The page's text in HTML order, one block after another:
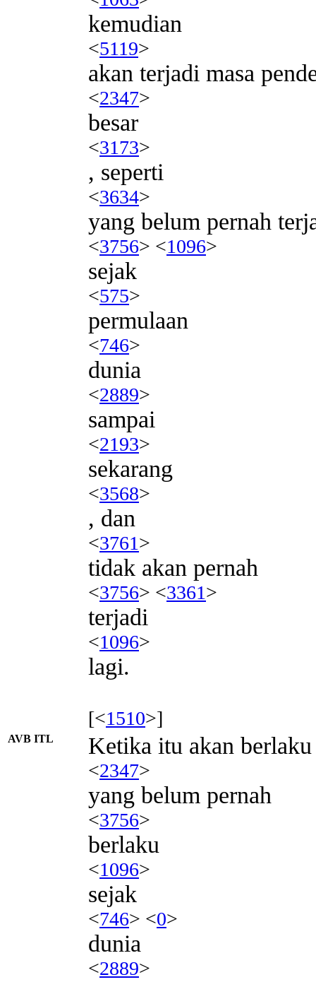
kemudian
<5119>
akan terjadi masa
<2347>
besar
<3173>
, seperti
<3634>
yang belum pernah
<3756> <1096>
sejak
<575>
permulaan
<746>
dunia
<2889>
sampai
<2193>
sekarang
<3568>
, dan
<3761>
tidak akan pernah
<3756> <3361>
terjadi
<1096>
lagi.
[<1510>]
AVB ITL Ketika itu akan berlaku
<2347>
yang belum pernah
<3756>
berlaku
<1096>
sejak
<746> <0>
dunia
<2889>